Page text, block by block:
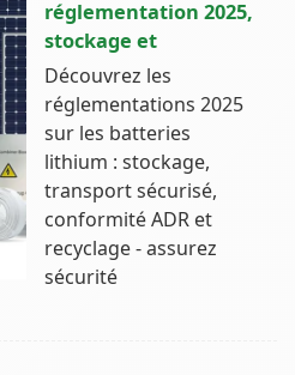
réglementation 2025,
stockage et
Découvrez les
réglementations 2025
sur les batteries
lithium : stockage,
transport sécurisé,
conformité ADR et
recyclage - assurez
sécurité